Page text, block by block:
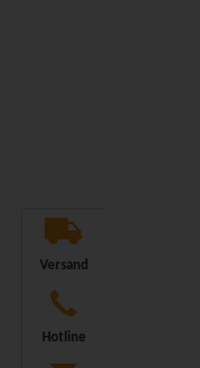
Versand
Hotline